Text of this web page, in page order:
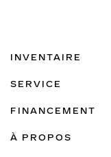
INVENTAIRE
SERVICE
FINANCEMENT
À PROPOS